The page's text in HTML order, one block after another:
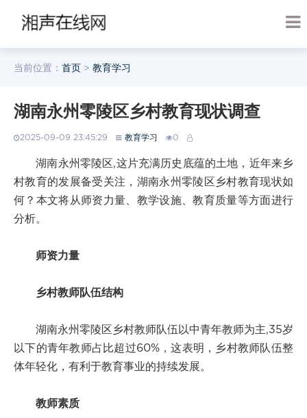
当前位置： 首页 > 教育学习
湖南永州零陵区乡村教育现状调查
2025-09-09 23:45:29 教育学习 0
湖南永州零陵区,这片充满历史底蕴的土地，近年来乡
村教育的发展备受关注，湖南永州零陵区乡村教育现状如
何？本文将从师资力量、教学设施、教育质量等方面进行
分析。
师资力量
乡村教师队伍结构
湖南永州零陵区乡村教师队伍以中青年教师为主,35岁
以下的青年教师占比超过60%，这表明，乡村教师队伍整
体年轻化，有利于教育事业的持续发展。
教师素质